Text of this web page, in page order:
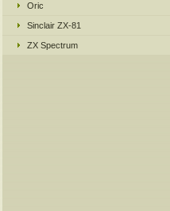
Oric
Sinclair ZX-81
ZX Spectrum